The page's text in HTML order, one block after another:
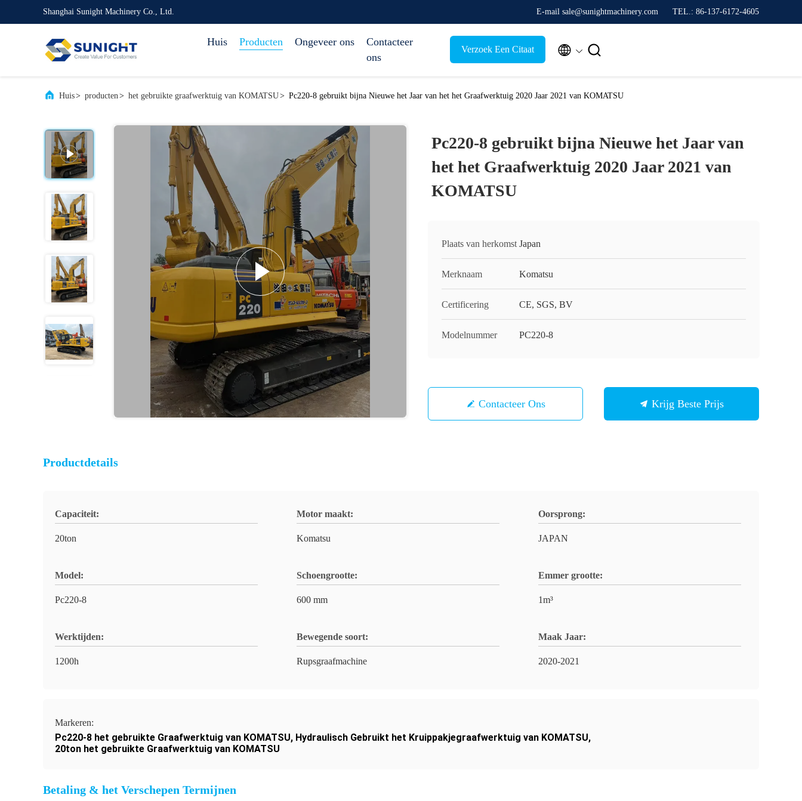
Shanghai Sunight Machinery Co., Ltd. E-mail sale@sunightmachinery.com TEL.: 86-137-6172-4605
Huis Producten Ongeveer ons
Contacteer
ons
Verzoek Een Citaat  
Huis> producten> het gebruikte graafwerktuig van KOMATSU> Pc220-8 gebruikt bijna Nieuwe het Jaar van het het Graafwerktuig 2020 Jaar 2021 van KOMATSU
Pc220-8 gebruikt bijna Nieuwe het Jaar van
het het Graafwerktuig 2020 Jaar 2021 van
KOMATSU
Plaats van herkomst Japan
Merknaam Komatsu
Certificering CE, SGS, BV
Modelnummer PC220-8
Contacteer Ons Krijg Beste Prijs
Productdetails
Capaciteit:
20ton
Motor maakt:
Komatsu
Oorsprong:
JAPAN
Model:
Pc220-8
Schoengrootte:
600 mm
Emmer grootte:
1m³
Werktijden:
1200h
Bewegende soort:
Rupsgraafmachine
Maak Jaar:
2020-2021
Markeren:
Pc220-8 het gebruikte Graafwerktuig van KOMATSU, Hydraulisch Gebruikt het Kruippakjegraafwerktuig van KOMATSU,
20ton het gebruikte Graafwerktuig van KOMATSU
Betaling & het Verschepen Termijnen